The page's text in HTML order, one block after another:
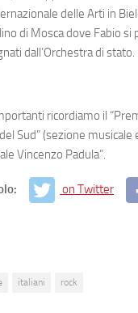
delle Arti in
di Mosca dove Fabio si
dall’Orchestra di stato.
ricordiamo il
Sud” (sezione musicale
Vincenzo Padula”.
on Twitter
italiani rock